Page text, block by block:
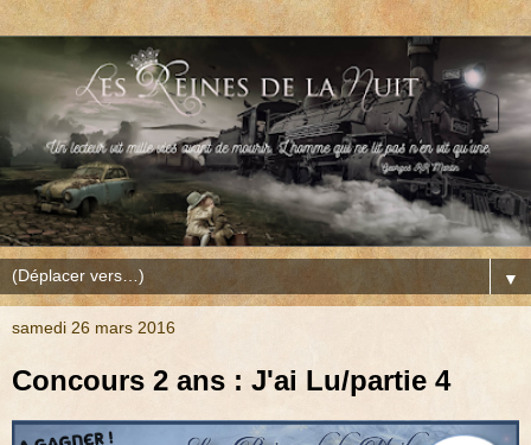
▼
samedi 26 mars 2016
Concours 2 ans : J'ai Lu/partie 4